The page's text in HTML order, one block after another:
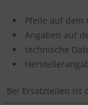
Pfeile auf dem
Angaben auf
technische
Bei Ersatzteilen ist